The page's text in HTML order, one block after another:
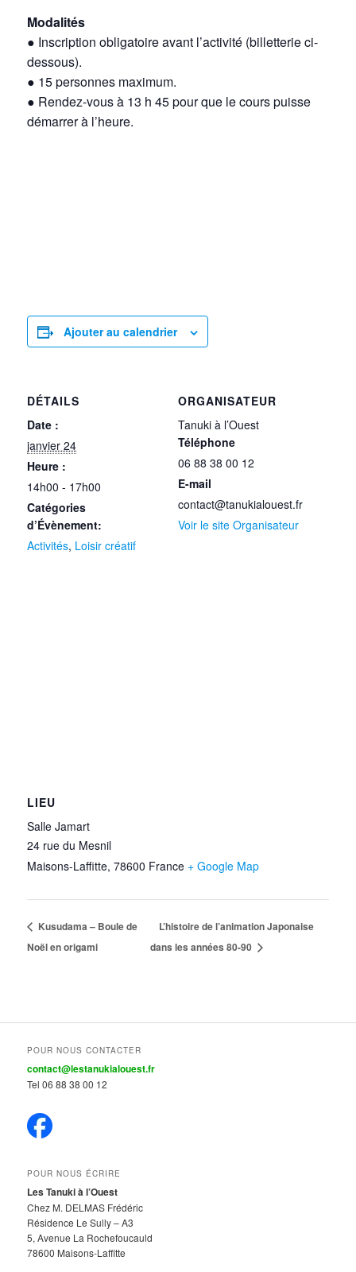
Modalités
● Inscription obligatoire avant l’activité (billetterie ci-
dessous).
● 15 personnes maximum.
● Rendez-vous à 13 h 45 pour que le cours puisse
démarrer à l’heure.
Ajouter au calendrier
DÉTAILS
Date :
janvier 24
Heure :
14h00 - 17h00
Catégories
d’Évènement:
Activités, Loisir créatif
ORGANISATEUR
Tanuki à l’Ouest
Téléphone
06 88 38 00 12
E-mail
contact@tanukialouest.fr
Voir le site Organisateur
LIEU
Salle Jamart
24 rue du Mesnil
Maisons-Laffitte, 78600 France + Google Map
Kusudama – Boule de
Noël en origami
L’histoire de l’animation Japonaise
dans les années 80-90
POUR NOUS CONTACTER
contact@lestanukialouest.fr
Tel 06 88 38 00 12
POUR NOUS ÉCRIRE
Les Tanuki à l’Ouest
Chez M. DELMAS Frédéric
Résidence Le Sully – A3
5, Avenue La Rochefoucauld
78600 Maisons-Laffitte